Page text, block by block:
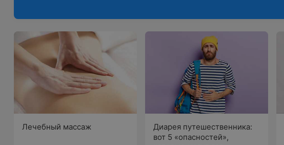
Лечебный массаж
Диарея путешественника:
вот 5 «опасностей»,